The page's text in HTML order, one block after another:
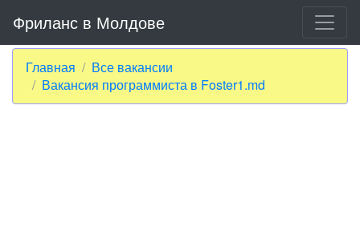
Фриланс в Молдове
Главная
Все вакансии
Вакансия программиста в Foster1.md